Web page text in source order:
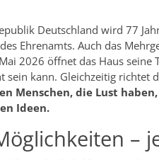
Deutschland wird 77
Ehrenamts. Auch das
2026 öffnet das Haus
sein kann. Gleichzeitig richtet
Menschen, die Lust
Ideen.
–